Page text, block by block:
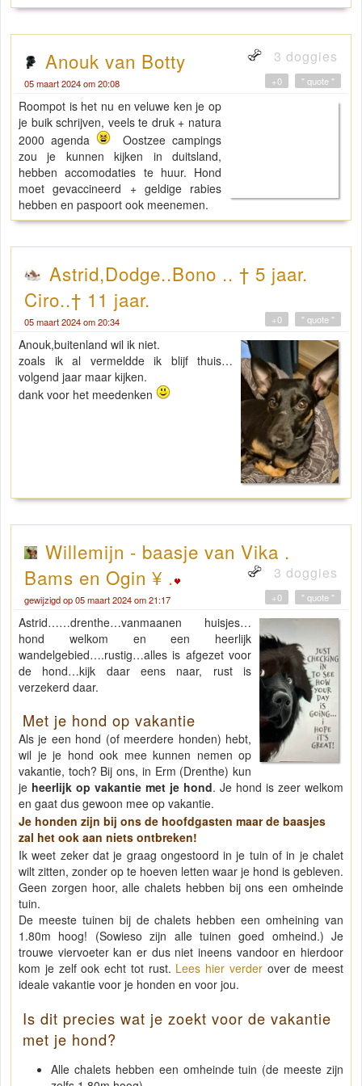
Anouk van Botty 3 doggies
05 maart 2024 om 20:08 " quote "
+0
Roompot is het nu en veluwe ken je op
je buik schrijven, veels te druk + natura
2000 agenda
Oostzee campings
zou je kunnen kijken in duitsland,
hebben accomodaties te huur. Hond
moet gevaccineerd + geldige rabies
hebben en paspoort ook meenemen.
Astrid,Dodge..Bono .. † 5 jaar.
Ciro..† 11 jaar.
05 maart 2024 om 20:34 " quote "
+0
Anouk,buitenland wil ik niet.
zoals ik al vermeldde ik blijf thuis…
volgend jaar maar kijken.
dank voor het meedenken
Willemijn - baasje van Vika .
Bams en Ogin ¥ .
3 doggies
gewijzigd op 05 maart 2024 om 21:17 " quote "
+0
Astrid……drenthe…vanmaanen huisjes…
hond welkom en een heerlijk
wandelgebied….rustig…alles is afgezet voor
de hond…kijk daar eens naar, rust is
verzekerd daar.
Met je hond op vakantie
Als je een hond (of meerdere honden) hebt,
wil je je hond ook mee kunnen nemen op
vakantie, toch? Bij ons, in Erm (Drenthe) kun
je heerlijk op vakantie met je hond. Je hond is zeer welkom
en gaat dus gewoon mee op vakantie.
Je honden zijn bij ons de hoofdgasten maar de baasjes
zal het ook aan niets ontbreken!
Ik weet zeker dat je graag ongestoord in je tuin of in je chalet
wilt zitten, zonder op te hoeven letten waar je hond is gebleven.
Geen zorgen hoor, alle chalets hebben bij ons een omheinde
tuin.
De meeste tuinen bij de chalets hebben een omheining van
1.80m hoog! (Sowieso zijn alle tuinen goed omheind.) Je
trouwe viervoeter kan er dus niet ineens vandoor en hierdoor
kom je zelf ook echt tot rust. Lees hier verderover de meest
ideale vakantie voor je honden en voor jou.
Is dit precies wat je zoekt voor de vakantie
met je hond?
Alle chalets hebben een omheinde tuin (de meeste zijn